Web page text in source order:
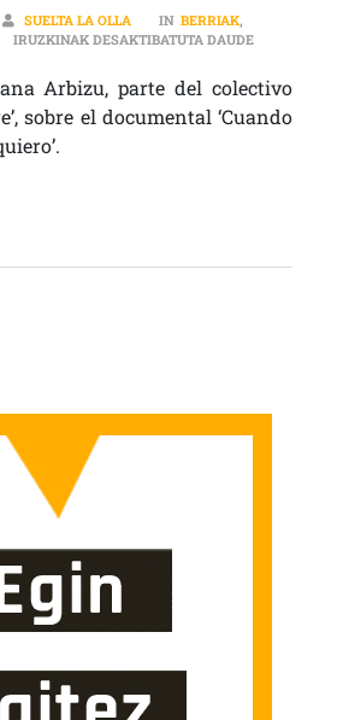
SUELTA LA OLLA IN BERRIAK,
IRUZKINAK DESAKTIBATUTA DAUDE“SIRVE
Arbizu, parte del colectivo
sobre el documental ‘Cuando